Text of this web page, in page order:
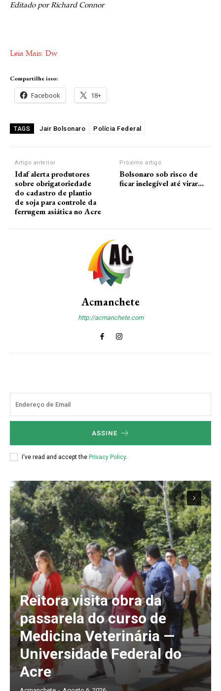
Editado por Richard Connor
Leia Mais: Dw
Compartilhe isso:
Facebook 18+
TAGS Jair Bolsonaro Polícia Federal
Artigo anterior
Idaf alerta produtores
sobre obrigatoriedade
do cadastro de plantio
de soja para controle da
ferrugem asiática no Acre
Próximo artigo
Bolsonaro sob risco de
ficar inelegível até virar…
Acmanchete
http://acmanchete.com
ASSINE
I've read and accept the Privacy Policy.
Reitora visita obra da
passarela do curso de
Medicina Veterinária —
Universidade Federal do
Acre